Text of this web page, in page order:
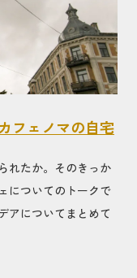
フェノマの自宅
れたか。そのきっか
についてのトークで
アについてまとめて